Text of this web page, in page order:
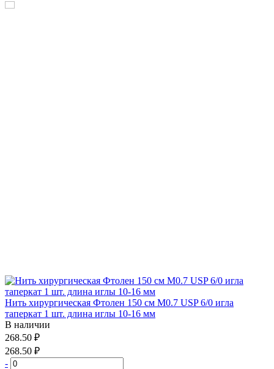
Нить хирургическая Фтолен 150 см М0.7 USP 6/0 игла
таперкат 1 шт. длина иглы 10-16 мм
В наличии
268.50 ₽
268.50 ₽
-